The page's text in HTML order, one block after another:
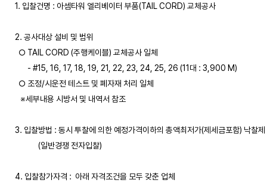
1. 입찰건명 : 아셈타워 엘리베이터 부품(TAIL CORD) 교체공사
2. 공사대상 설비 및 범위
  ○ TAIL CORD (주행케이블) 교체공사 일체
       - #15, 16, 17, 18, 19, 21, 22, 23, 24, 25, 26 (11대 : 3,900 M)
  ○ 조정/시운전 테스트 및 폐자재 처리 일체
   ※세부내용 시방서 및 내역서 참조
3. 입찰방법 : 동시 투찰에 의한 예정가격이하의 총액최저가(제세금포함) 낙찰제
             (일반경쟁 전자입찰)
4. 입찰참가자격 :  아래 자격조건을 모두 갖춘 업체